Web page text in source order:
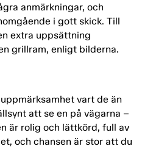
anmärkningar, och
i gott skick. Till
extra uppsättning
grillram, enligt bilderna.
vart de än
att se en på vägarna –
är rolig och lättkörd, full av
och chansen är stor att du